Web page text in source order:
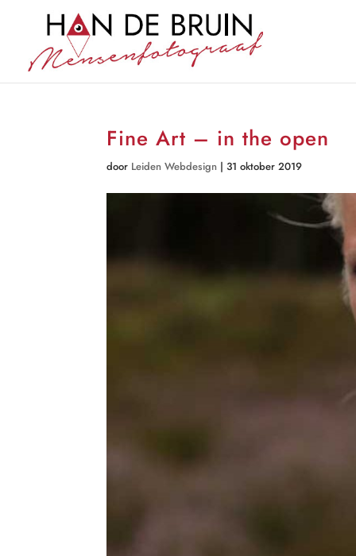
Fine Art – in the open
door Leiden Webdesign |31 oktober 2019